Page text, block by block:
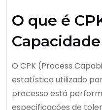
O que é
O CPK (Process
estatístico utilizado
processo está
especificações de